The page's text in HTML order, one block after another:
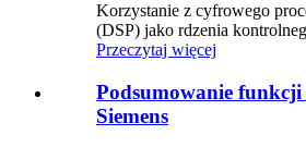
Korzystanie z cyfrowego
(DSP) jako rdzenia
Przeczytaj więcej
Podsumowanie funkcji
Siemens